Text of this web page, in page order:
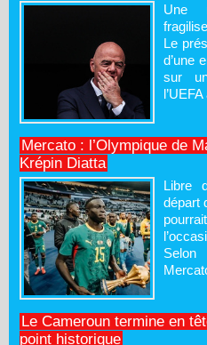
Une
Le
d’une
sur
Mercato : l’Olympique de
Krépin Diatta
Libre
départ
Le Cameroun termine en
point historique